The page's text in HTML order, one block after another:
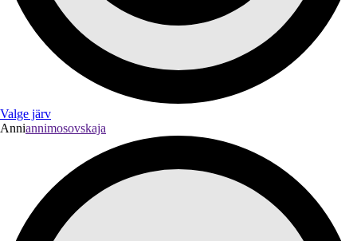
Valge järv
Anniannimosovskaja